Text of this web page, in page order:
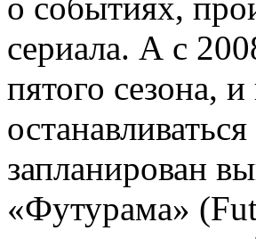
сериала. А с
пятого сезона,
запланирован
«Футурама»